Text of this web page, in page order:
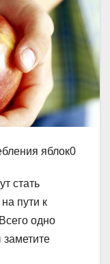
стать
пути к
Всего одно